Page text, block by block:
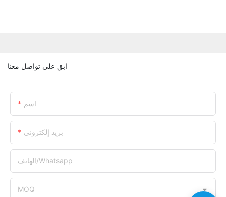
ابق على تواصل معنا
اسم
بريد إلكتروني
الهاتف/whatsapp
MOQ